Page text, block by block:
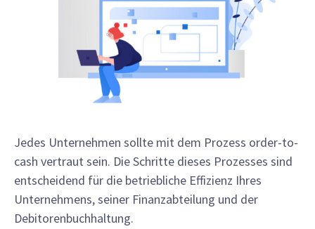
Jedes Unternehmen sollte mit dem Prozess order-to-
cash vertraut sein. Die Schritte dieses Prozesses sind
entscheidend für die betriebliche Effizienz Ihres
Unternehmens, seiner Finanzabteilung und der
Debitorenbuchhaltung.